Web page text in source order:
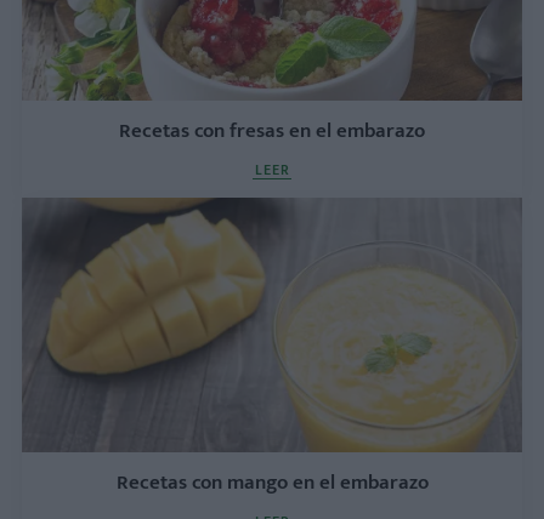
Recetas con fresas en el embarazo
LEER
Recetas con mango en el embarazo